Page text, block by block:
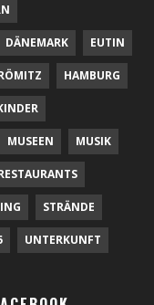
DÄNEMARK EUTIN
HAMBURG
MUSEEN MUSIK
STRÄNDE
UNTERKUNFT